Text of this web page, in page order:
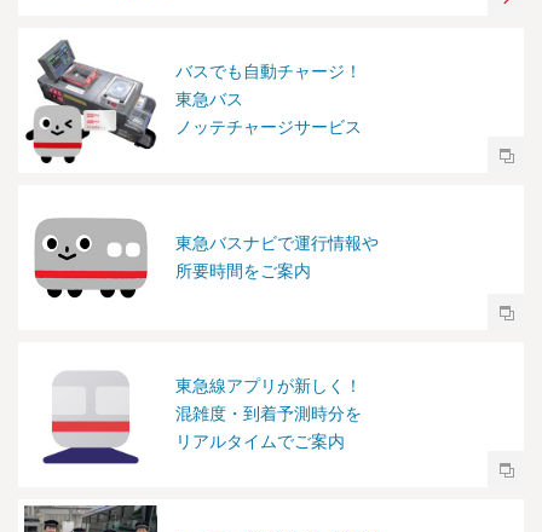
バスでも自動チャージ！
東急バス
ノッテチャージサービス
東急バスナビで運行情報や
所要時間をご案内
東急線アプリが新しく！
混雑度・到着予測時分を
リアルタイムでご案内